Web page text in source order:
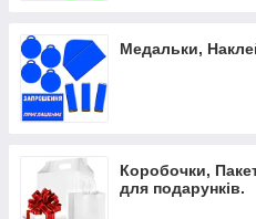
Медальки,
Коробочки,
для подарунків.